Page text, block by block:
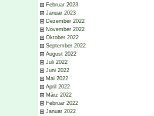
Februar 2023
Januar 2023
Dezember 2022
November 2022
Oktober 2022
September 2022
August 2022
Juli 2022
Juni 2022
Mai 2022
April 2022
März 2022
Februar 2022
Januar 2022